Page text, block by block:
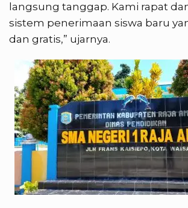
langsung tanggap. Kami rapat
sistem penerimaan siswa baru
dan gratis,” ujarnya.